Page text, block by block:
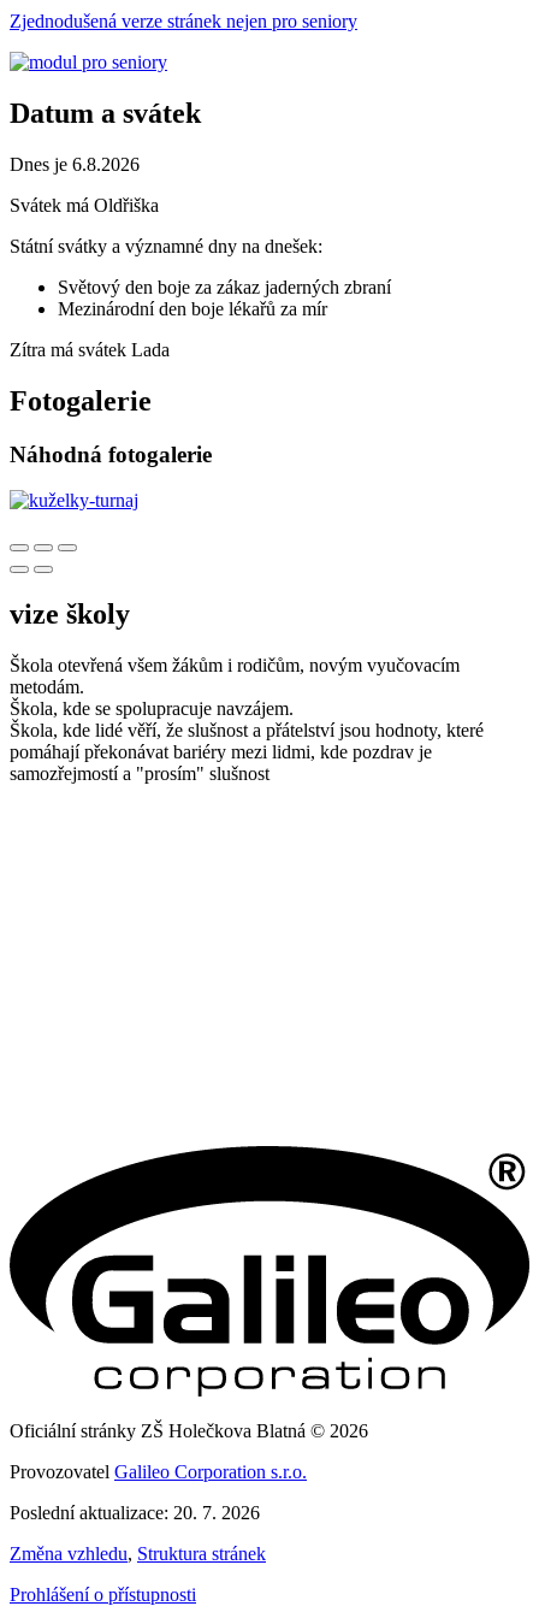
Zjednodušená verze stránek nejen pro seniory
Datum a svátek
Dnes je 6.8.2026
Svátek má Oldřiška
Státní svátky a významné dny na dnešek:
Světový den boje za zákaz jaderných zbraní
Mezinárodní den boje lékařů za mír
Zítra má svátek Lada
Fotogalerie
Náhodná fotogalerie
vize školy
Škola otevřená všem žákům i rodičům, novým vyučovacím
metodám.
Škola, kde se spolupracuje navzájem.
Škola, kde lidé věří, že slušnost a přátelství jsou hodnoty, které
pomáhají překonávat bariéry mezi lidmi, kde pozdrav je
samozřejmostí a "prosím" slušnost
Oficiální stránky ZŠ Holečkova Blatná © 2026
Provozovatel Galileo Corporation s.r.o.
Poslední aktualizace: 20. 7. 2026
Změna vzhledu, Struktura stránek
Prohlášení o přístupnosti